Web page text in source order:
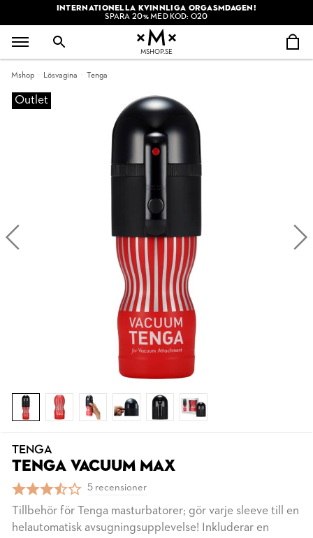
INTERNATIONELLA KVINNLIGA ORGASMDAGEN!
SPARA 20% MED KOD: O20
MSHOP.SE
Mshop Lösvagina Tenga
Outlet
TENGA
TENGA VACUUM MAX
5 recensioner
Tillbehör för Tenga masturbatorer; gör varje sleeve till en
helautomatisk avsugningsupplevelse! Inkluderar en